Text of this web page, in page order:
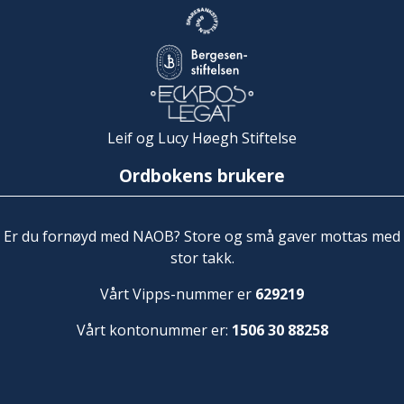
Leif og Lucy Høegh Stiftelse
Ordbokens brukere
Er du fornøyd med NAOB? Store og små gaver mottas med
stor takk.
Vårt Vipps-nummer er 629219
Vårt kontonummer er: 1506 30 88258